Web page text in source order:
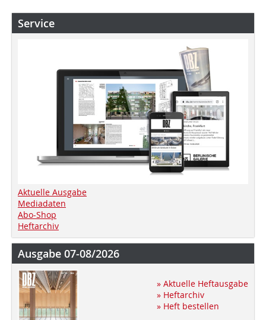
Service
Aktuelle Ausgabe
Mediadaten
Abo-Shop
Heftarchiv
Ausgabe 07-08/2026
» Aktuelle Heftausgabe
» Heftarchiv
» Heft bestellen